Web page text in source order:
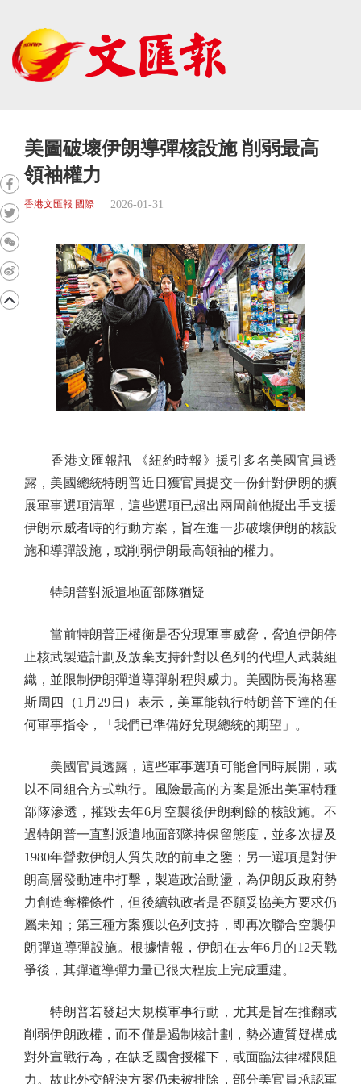
美圖破壞伊朗導彈核設施 削弱最高
領袖權力
香港文匯報 國際 2026-01-31
香港文匯報訊 《紐約時報》援引多名美國官員透
露，美國總統特朗普近日獲官員提交一份針對伊朗的擴
展軍事選項清單，這些選項已超出兩周前他擬出手支援
伊朗示威者時的行動方案，旨在進一步破壞伊朗的核設
施和導彈設施，或削弱伊朗最高領袖的權力。
特朗普對派遣地面部隊猶疑
當前特朗普正權衡是否兌現軍事威脅，脅迫伊朗停
止核武製造計劃及放棄支持針對以色列的代理人武裝組
織，並限制伊朗彈道導彈射程與威力。美國防長海格塞
斯周四（1月29日）表示，美軍能執行特朗普下達的任
何軍事指令，「我們已準備好兌現總統的期望」。
美國官員透露，這些軍事選項可能會同時展開，或
以不同組合方式執行。風險最高的方案是派出美軍特種
部隊滲透，摧毀去年6月空襲後伊朗剩餘的核設施。不
過特朗普一直對派遣地面部隊持保留態度，並多次提及
1980年營救伊朗人質失敗的前車之鑒；另一選項是對伊
朗高層發動連串打擊，製造政治動盪，為伊朗反政府勢
力創造奪權條件，但後續執政者是否願妥協美方要求仍
屬未知；第三種方案獲以色列支持，即再次聯合空襲伊
朗彈道導彈設施。根據情報，伊朗在去年6月的12天戰
爭後，其彈道導彈力量已很大程度上完成重建。
特朗普若發起大規模軍事行動，尤其是旨在推翻或
削弱伊朗政權，而不僅是遏制核計劃，勢必遭質疑構成
對外宣戰行為，在缺乏國會授權下，或面臨法律權限阻
力。故此外交解決方案仍未被排除，部分美官員承認軍